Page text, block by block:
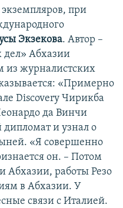
при
Экзекова. Автор –
дел» Абхазии
из журналистских
«Примерно
Discovery Чирикба
да Винчи
и узнал о
«Я совершенно
он. – Потом
Абхазии, работы Резо
в Абхазии. У
связи с Италией.